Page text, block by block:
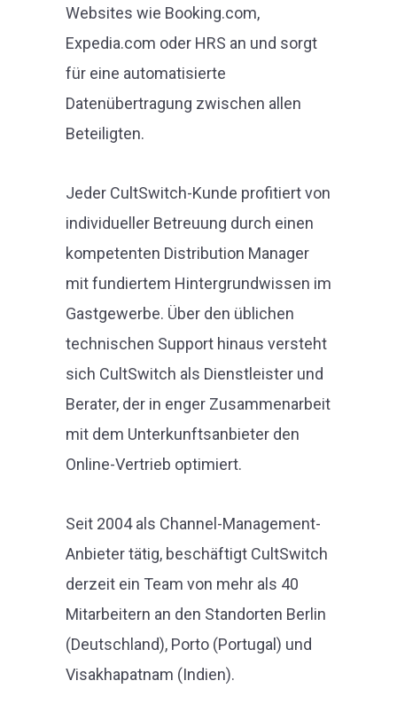
Websites wie Booking.com,
Expedia.com oder HRS an und sorgt
für eine automatisierte
Datenübertragung zwischen allen
Beteiligten.
Jeder CultSwitch-Kunde profitiert von
individueller Betreuung durch einen
kompetenten Distribution Manager
mit fundiertem Hintergrundwissen im
Gastgewerbe. Über den üblichen
technischen Support hinaus versteht
sich CultSwitch als Dienstleister und
Berater, der in enger Zusammenarbeit
mit dem Unterkunftsanbieter den
Online-Vertrieb optimiert.
Seit 2004 als Channel-Management-
Anbieter tätig, beschäftigt CultSwitch
derzeit ein Team von mehr als 40
Mitarbeitern an den Standorten Berlin
(Deutschland), Porto (Portugal) und
Visakhapatnam (Indien).